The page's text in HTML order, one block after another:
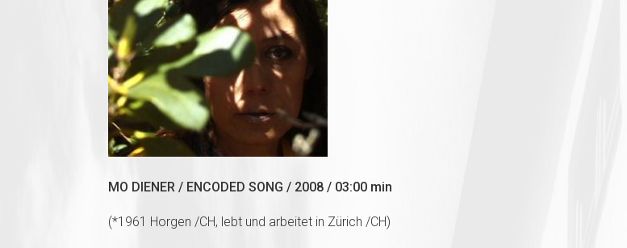
MO DIENER / ENCODED SONG / 2008 / 03:00 min
(*1961 Horgen /CH, lebt und arbeitet in Zürich /CH)